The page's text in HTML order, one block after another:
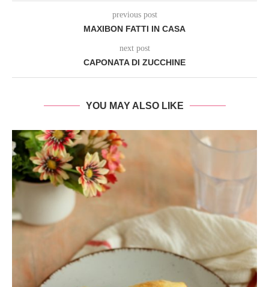
previous post
MAXIBON FATTI IN CASA
next post
CAPONATA DI ZUCCHINE
YOU MAY ALSO LIKE